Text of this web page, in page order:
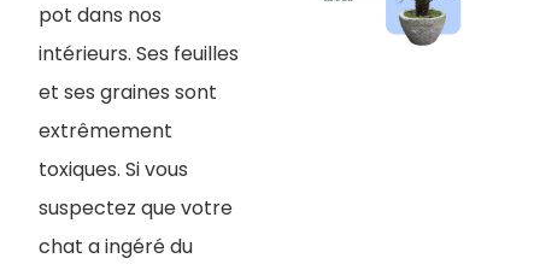
pot dans nos
intérieurs. Ses feuilles
et ses graines sont
extrêmement
toxiques. Si vous
suspectez que votre
chat a ingéré du